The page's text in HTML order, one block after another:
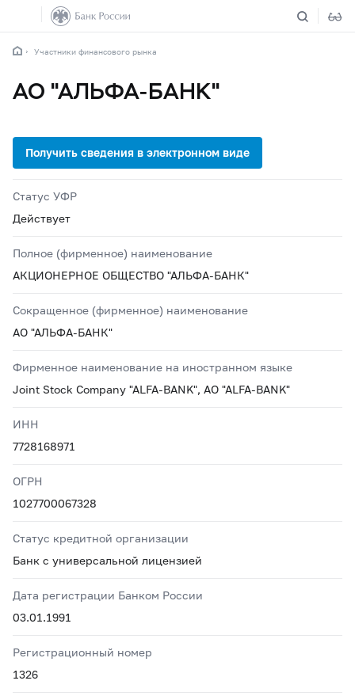
Участники финансового рынка
АО "АЛЬФА-БАНК"
Статус УФР
Действует
Полное (фирменное) наименование
АКЦИОНЕРНОЕ ОБЩЕСТВО "АЛЬФА-БАНК"
Сокращенное (фирменное) наименование
АО "АЛЬФА-БАНК"
Фирменное наименование на иностранном языке
Joint Stock Company "ALFA-BANK", AO "ALFA-BANK"
ИНН
7728168971
ОГРН
1027700067328
Статус кредитной организации
Банк с универсальной лицензией
Дата регистрации Банком России
03.01.1991
Регистрационный номер
1326